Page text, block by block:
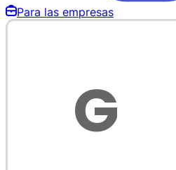
Para las empresas